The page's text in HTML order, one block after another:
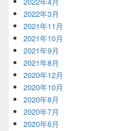
2022年3月
2021年11月
2021年10月
2021年9月
2021年8月
2020年12月
2020年10月
2020年8月
2020年7月
2020年6月